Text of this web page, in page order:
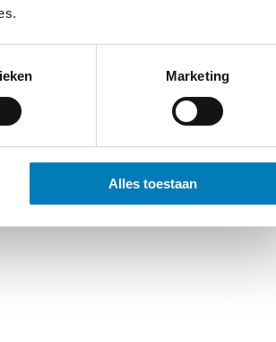
Marketing
Alles toestaan